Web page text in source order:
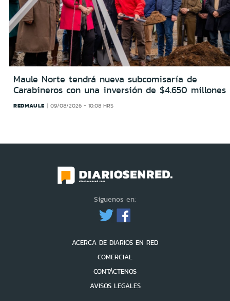
Maule Norte tendrá nueva subcomisaría de
Carabineros con una inversión de $4.650 millones
REDMAULE 09/08/2026 - 10:08 HRS
Síguenos en:
ACERCA DE DIARIOS EN RED
COMERCIAL
CONTÁCTENOS
AVISOS LEGALES